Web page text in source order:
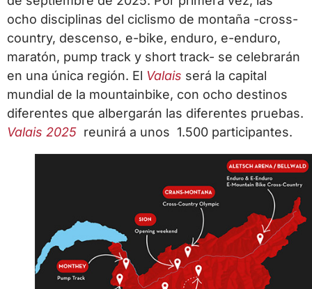
ocho disciplinas del ciclismo de montaña -cross-
country, descenso, e-bike, enduro, e-enduro,
maratón, pump track y short track- se celebrarán
en una única región. El Valais será la capital
mundial de la mountainbike, con ocho destinos
diferentes que albergarán las diferentes pruebas.
Valais 2025 reunirá a unos 1.500 participantes.